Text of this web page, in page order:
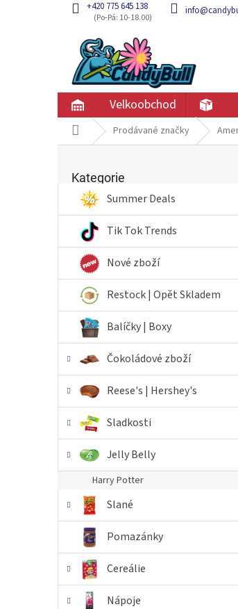
+420 775 645 138
Velkoobchod
Domů Prodávané značky
r
n
í
kategorie
Kategorie
Summer Deals
Tik Tok Trends
Nové zboží
Restock | Opět Skladem
Balíčky | Boxy
Čokoládové zboží
Reese's | Hershey's
Sladkosti
Jelly Belly
Harry Potter
Slané
Pomazánky
Cereálie
Nápoje